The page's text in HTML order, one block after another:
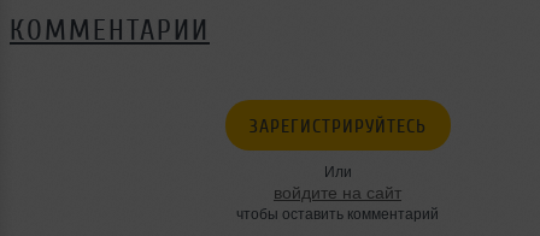
КОММЕНТАРИИ
ЗАРЕГИСТРИРУЙТЕСЬ
Или
войдите на сайт
чтобы оставить комментарий